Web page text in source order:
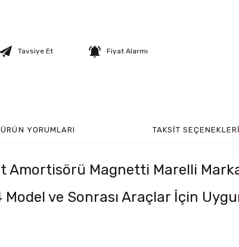
Tavsiye Et Fiyat Alarmı
ÜRÜN YORUMLARI TAKSIT SEÇENEKLERI
Amortisörü Magnetti Marelli
ve Sonrası Araçlar İçin